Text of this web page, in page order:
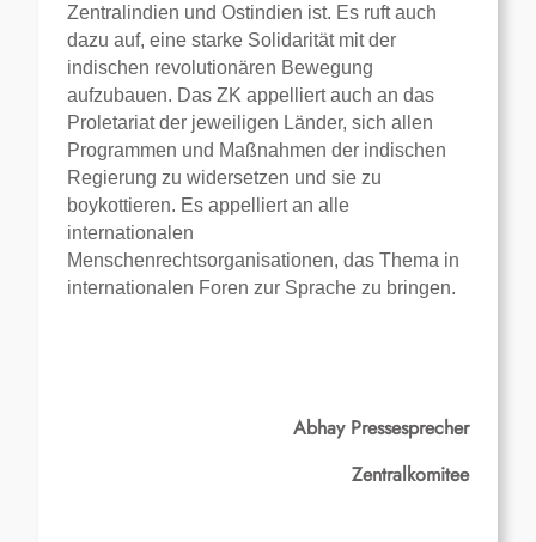
Zentralindien und Ostindien ist. Es ruft auch
dazu auf, eine starke Solidarität mit der
indischen revolutionären Bewegung
aufzubauen. Das ZK appelliert auch an das
Proletariat der jeweiligen Länder, sich allen
Programmen und Maßnahmen der indischen
Regierung zu widersetzen und sie zu
boykottieren. Es appelliert an alle
internationalen
Menschenrechtsorganisationen, das Thema in
internationalen Foren zur Sprache zu bringen.
Abhay Pressesprecher
Zentralkomitee